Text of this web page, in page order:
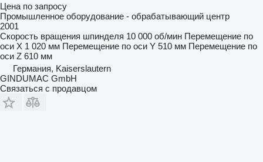
Цена по запросу
Промышленное оборудование - обрабатывающий центр
2001
Скорость вращения шпинделя 10 000 об/мин Перемещение по
оси X 1 020 мм Перемещение по оси Y 510 мм Перемещение по
оси Z 610 мм
Германия, Kaiserslautern
GINDUMAC GmbH
Связаться с продавцом